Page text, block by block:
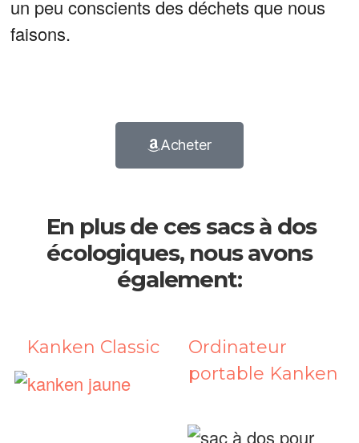
un peu conscients des déchets que nous
faisons.
Acheter
En plus de ces sacs à dos
écologiques, nous avons
également:
Kanken Classic
Ordinateur
portable Kanken